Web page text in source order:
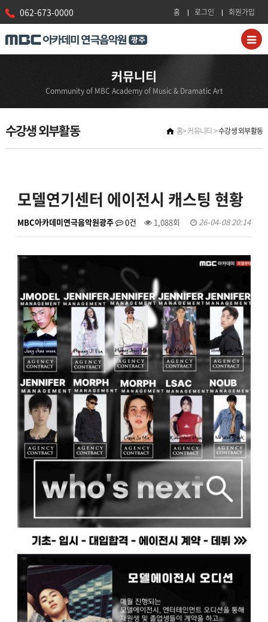
062-673-0000 홈 로그인 회원가입
커뮤니티
Community of MBC Academy of Music & Dramatic Art
수강생 외부활동 홈 커뮤니티 수강생 외부활동
모델연기센터 에이전시 캐스팅 현황
MBC아카데미연극음악원광주 0건 1,088회 26-04-08 20:14